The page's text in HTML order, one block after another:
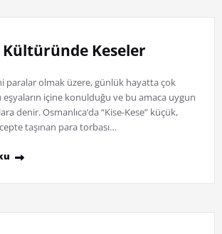
Kültüründe Keseler
paralar olmak üzere, günlük hayatta çok
eşyaların içine konulduğu ve bu amaca uygun
denir. Osmanlıca’da “Kise-Kese” küçük,
taşınan para torbası…